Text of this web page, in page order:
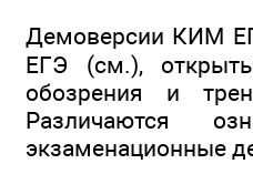
Демоверсии КИМ
ЕГЭ (см.),
обозрения и
Различаются
экзаменационные